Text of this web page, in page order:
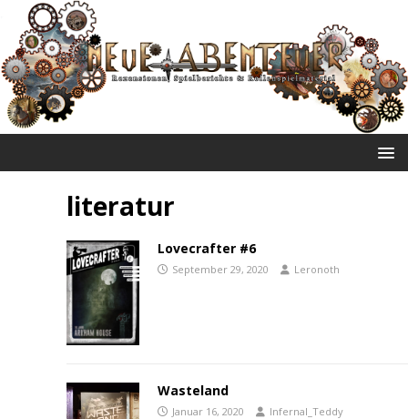
literatur
Lovecrafter #6
September 29, 2020 Leronoth
Wasteland
Januar 16, 2020 Infernal_Teddy